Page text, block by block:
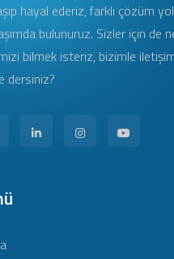
hayal ederiz, farklı çözüm
bulunuruz. Sizler için de
bilmek isteriz, bizimle
dersiniz?